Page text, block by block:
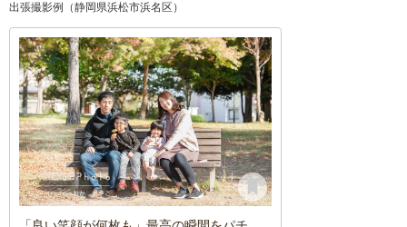
出張撮影例（静岡県浜松市浜名区）